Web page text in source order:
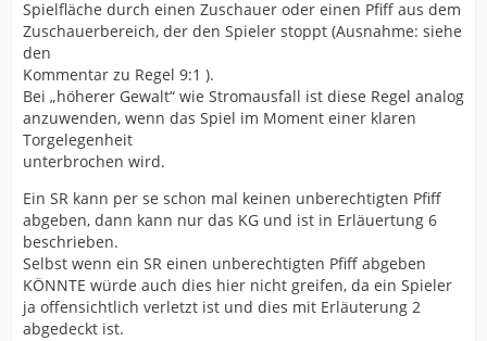
Spielfläche durch einen Zuschauer oder einen Pfiff aus dem
Zuschauerbereich, der den Spieler stoppt (Ausnahme: siehe
den
Kommentar zu Regel 9:1 ).
Bei „höherer Gewalt“ wie Stromausfall ist diese Regel analog
anzuwenden, wenn das Spiel im Moment einer klaren
Torgelegenheit
unterbrochen wird.
Ein SR kann per se schon mal keinen unberechtigten Pfiff
abgeben, dann kann nur das KG und ist in Erläuertung 6
beschrieben.
Selbst wenn ein SR einen unberechtigten Pfiff abgeben
KÖNNTE würde auch dies hier nicht greifen, da ein Spieler
ja offensichtlich verletzt ist und dies mit Erläuterung 2
abgedeckt ist.